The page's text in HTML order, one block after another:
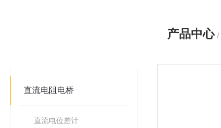
直流电阻电桥
直流电位差计
产品中心 /